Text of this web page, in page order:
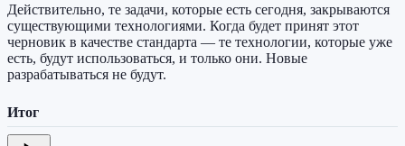
Действительно, те задачи, которые есть сегодня, закрываются
существующими технологиями. Когда будет принят этот
черновик в качестве стандарта — те технологии, которые уже
есть, будут использоваться, и только они. Новые
разрабатываться не будут.
Итог